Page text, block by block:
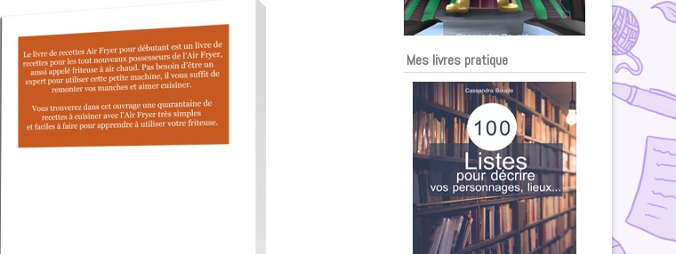
Mes livres pratique